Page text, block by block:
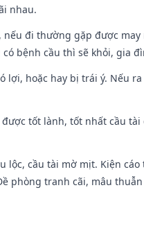
nhau.
nếu đi thường gặp được
bệnh cầu thì sẽ khỏi, gia
lợi, hoặc hay bị trái ý. Nếu
tốt lành, tốt nhất cầu
lộc, cầu tài mờ mịt. Kiện
phòng tranh cãi, mâu